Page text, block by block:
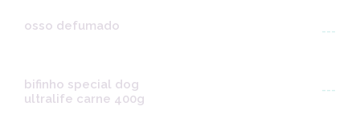
osso defumado ---
bifinho special dog
ultralife carne 400g
---